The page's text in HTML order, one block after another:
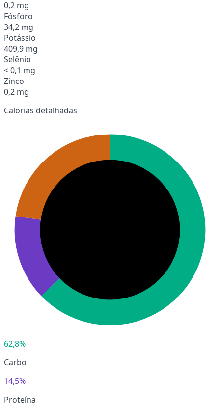
0,2 mg
Fósforo
34,2 mg
Potássio
409,9 mg
Selênio
< 0,1 mg
Zinco
0,2 mg
Calorias detalhadas
62,8%
Carbo
14,5%
Proteína